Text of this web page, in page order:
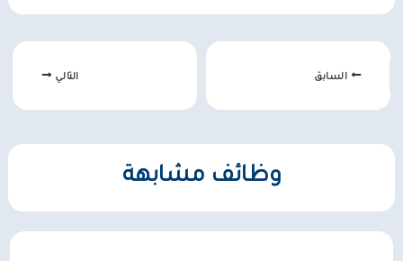
السابق التالي
وظائف مشابهة